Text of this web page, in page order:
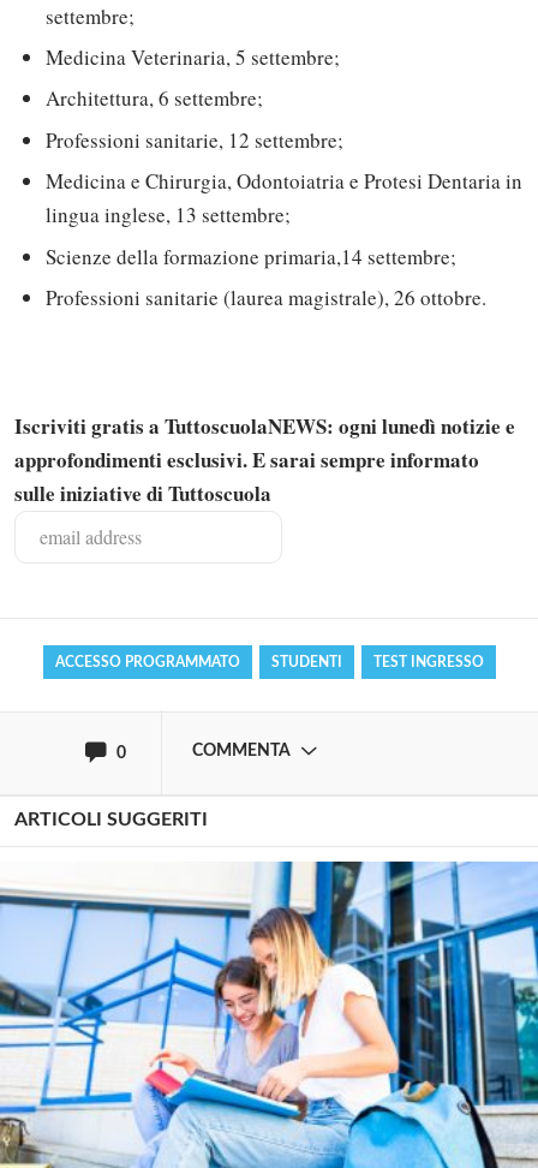
settembre;
Medicina Veterinaria, 5 settembre;
Architettura, 6 settembre;
Professioni sanitarie, 12 settembre;
Medicina e Chirurgia, Odontoiatria e Protesi Dentaria in
lingua inglese, 13 settembre;
Scienze della formazione primaria,14 settembre;
Professioni sanitarie (laurea magistrale), 26 ottobre.
Iscriviti gratis a TuttoscuolaNEWS: ogni lunedì notizie e
approfondimenti esclusivi. E sarai sempre informato
sulle iniziative di Tuttoscuola
ACCESSO PROGRAMMATO STUDENTI TEST INGRESSO
0 COMMENTA
Solo gli utenti registrati possono
commentare!
ARTICOLI SUGGERITI